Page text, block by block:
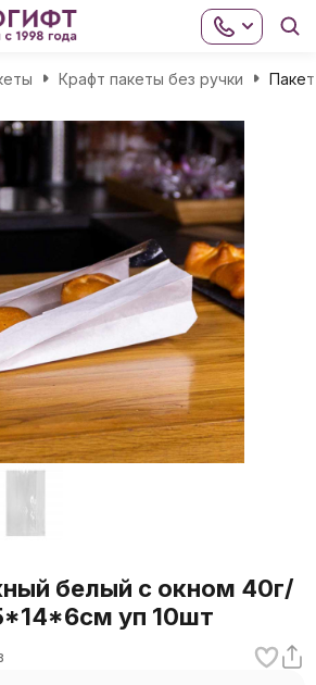
Крафт пакеты без ручки
белый с окном 40г/
уп 10шт